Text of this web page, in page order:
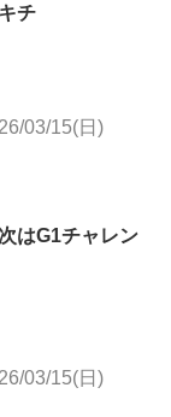
チ
03/15(日)
はG1チャレン
03/15(日)